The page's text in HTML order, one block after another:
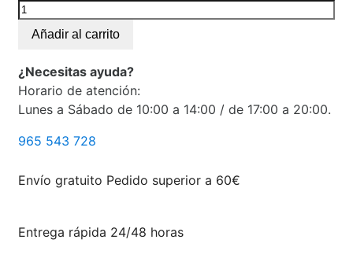
Añadir al carrito
¿Necesitas ayuda?
Horario de atención:
Lunes a Sábado de 10:00 a 14:00 / de 17:00 a 20:00.
965 543 728
Envío gratuito Pedido superior a 60€
Entrega rápida 24/48 horas